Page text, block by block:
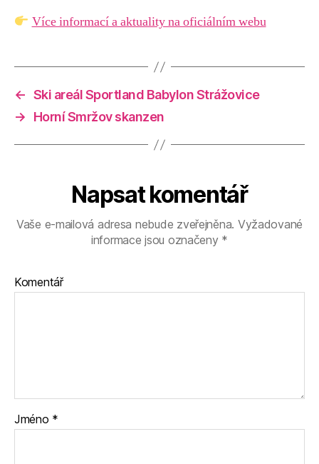
Více informací a aktuality na oficiálním webu
← Ski areál Sportland Babylon Strážovice
→
Horní Smržov skanzen
Napsat komentář
Vaše e-mailová adresa nebude zveřejněna. Vyžadované
informace jsou označeny *
Komentář
Jméno *